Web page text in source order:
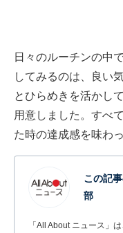
日々のルーチンの中
してみるのは、良い
とひらめきを活かし
用意しました。すべ
た時の達成感を味わ
この記
部
「All About ニュース」